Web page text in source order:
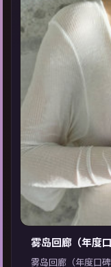
雾岛回廊（年度口
雾岛回廊（年度口